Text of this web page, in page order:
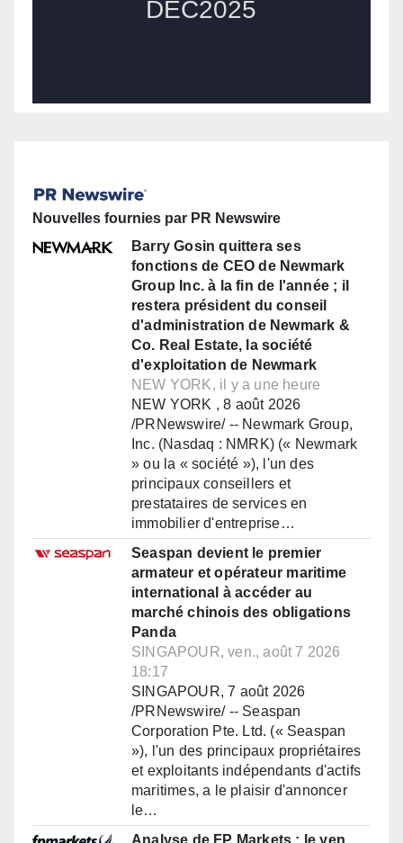
Nouvelles fournies par PR Newswire
Barry Gosin quittera ses
fonctions de CEO de Newmark
Group Inc. à la fin de l'année ; il
restera président du conseil
d'administration de Newmark &
Co. Real Estate, la société
d'exploitation de Newmark
NEW YORK, il y a une heure
NEW YORK , 8 août 2026
/PRNewswire/ -- Newmark Group,
Inc. (Nasdaq : NMRK) (« Newmark
» ou la « société »), l'un des
principaux conseillers et
prestataires de services en
immobilier d'entreprise…
Seaspan devient le premier
armateur et opérateur maritime
international à accéder au
marché chinois des obligations
Panda
SINGAPOUR, ven., août 7 2026
18:17
SINGAPOUR, 7 août 2026
/PRNewswire/ -- Seaspan
Corporation Pte. Ltd. (« Seaspan
»), l'un des principaux propriétaires
et exploitants indépendants d'actifs
maritimes, a le plaisir d'annoncer
le…